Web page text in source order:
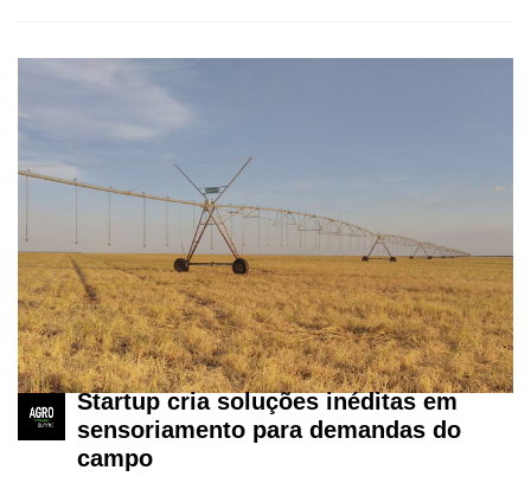
Startup cria soluções inéditas em
sensoriamento para demandas do
campo